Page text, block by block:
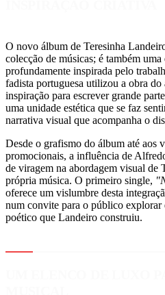
O novo álbum de Teresinha
colecção de músicas; é também
profundamente inspirada pelo
fadista portuguesa utilizou a obra
inspiração para escrever grande
uma unidade estética que se faz
narrativa visual que acompanha o
Desde o grafismo do álbum até aos
promocionais, a influência de
de viragem na abordagem visual de
própria música. O primeiro single,
oferece um vislumbre desta
num convite para o público
poético que Landeiro construiu.